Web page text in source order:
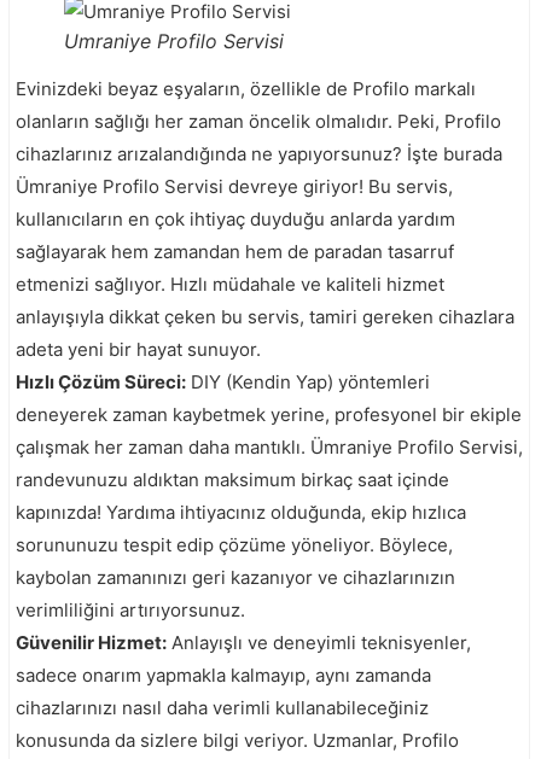
Umraniye Profilo Servisi
Evinizdeki beyaz eşyaların, özellikle de Profilo markalı
olanların sağlığı her zaman öncelik olmalıdır. Peki, Profilo
cihazlarınız arızalandığında ne yapıyorsunuz? İşte burada
Ümraniye Profilo Servisi devreye giriyor! Bu servis,
kullanıcıların en çok ihtiyaç duyduğu anlarda yardım
sağlayarak hem zamandan hem de paradan tasarruf
etmenizi sağlıyor. Hızlı müdahale ve kaliteli hizmet
anlayışıyla dikkat çeken bu servis, tamiri gereken cihazlara
adeta yeni bir hayat sunuyor.
Hızlı Çözüm Süreci: DIY (Kendin Yap) yöntemleri
deneyerek zaman kaybetmek yerine, profesyonel bir ekiple
çalışmak her zaman daha mantıklı. Ümraniye Profilo Servisi,
randevunuzu aldıktan maksimum birkaç saat içinde
kapınızda! Yardıma ihtiyacınız olduğunda, ekip hızlıca
sorununuzu tespit edip çözüme yöneliyor. Böylece,
kaybolan zamanınızı geri kazanıyor ve cihazlarınızın
verimliliğini artırıyorsunuz.
Güvenilir Hizmet: Anlayışlı ve deneyimli teknisyenler,
sadece onarım yapmakla kalmayıp, aynı zamanda
cihazlarınızı nasıl daha verimli kullanabileceğiniz
konusunda da sizlere bilgi veriyor. Uzmanlar, Profilo